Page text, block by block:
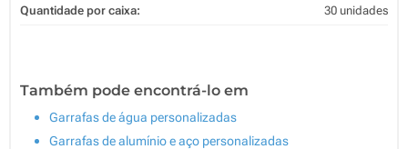
Quantidade por caixa: 30 unidades
Também pode encontrá-lo em
Garrafas de água personalizadas
Garrafas de alumínio e aço personalizadas